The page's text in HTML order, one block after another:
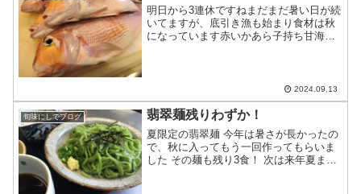
明日から3連休ですねまだまだ暑い日が続
いてますが、底引き漁も始まり食材は秋
になっています赤いかあら子持ち甘海老
2024.09.13
旬味にしでブログ 翡翠麺残りわずか！
夏限定の翡翠麺 今年は暑さが長かったの
で、秋に入ってもう一回作ってもらいま
した その麺も残り3食！ 次は来年夏まで